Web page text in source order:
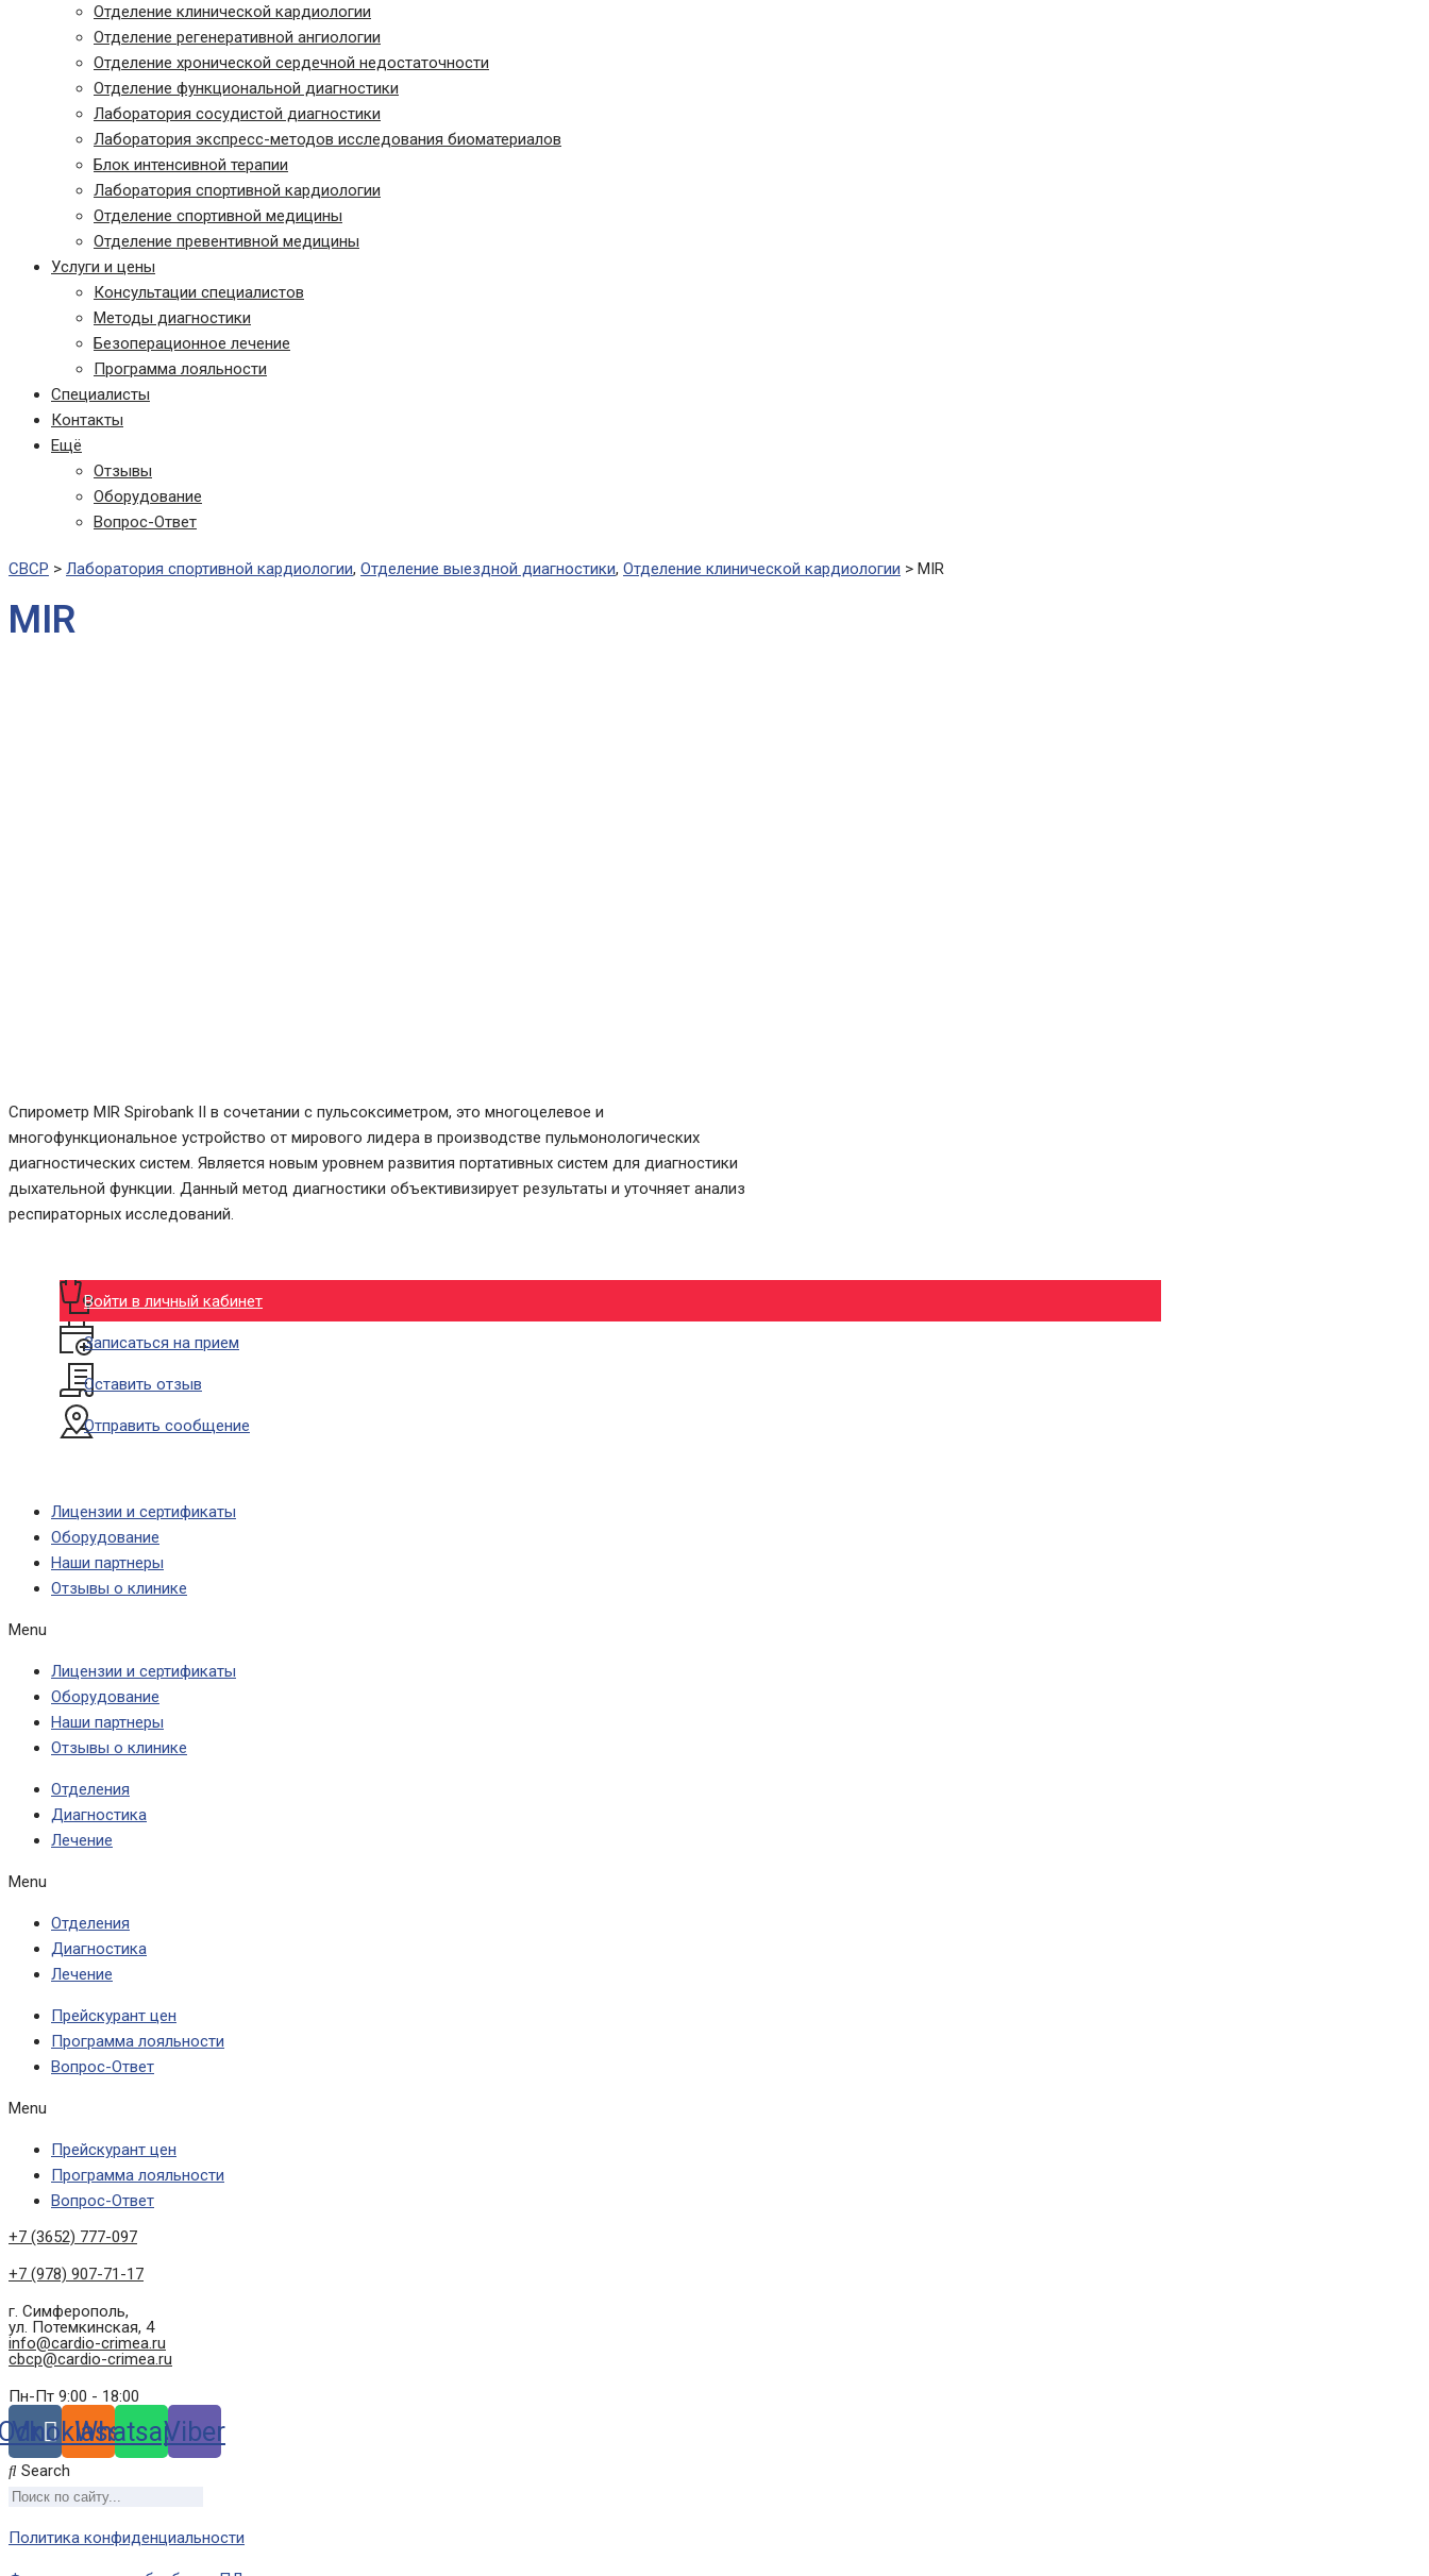
Отделение клинической кардиологии
Отделение регенеративной ангиологии
Отделение хронической сердечной недостаточности
Отделение функциональной диагностики
Лаборатория сосудистой диагностики
Лаборатория экспресс-методов исследования биоматериалов
Блок интенсивной терапии
Лаборатория спортивной кардиологии
Отделение спортивной медицины
Отделение превентивной медицины
Услуги и цены
Консультации специалистов
Методы диагностики
Безоперационное лечение
Программа лояльности
Специалисты
Контакты
Ещё
Отзывы
Оборудование
Вопрос-Ответ
СВСР > Лаборатория спортивной кардиологии, Отделение выездной диагностики, Отделение клинической кардиологии > MIR
MIR
Cпирометр MIR Spirobank II в сочетании с пульсоксиметром, это многоцелевое и
многофункциональное устройство от мирового лидера в производстве пульмонологических
диагностических систем. Является новым уровнем развития портативных систем для диагностики
дыхательной функции. Данный метод диагностики объективизирует результаты и уточняет анализ
респираторных исследований.
Войти в личный кабинет
Записаться на прием
Оставить отзыв
Отправить сообщение
Лицензии и сертификаты
Оборудование
Наши партнеры
Отзывы о клинике
Menu
Лицензии и сертификаты
Оборудование
Наши партнеры
Отзывы о клинике
Отделения
Диагностика
Лечение
Menu
Отделения
Диагностика
Лечение
Прейскурант цен
Программа лояльности
Вопрос-Ответ
Menu
Прейскурант цен
Программа лояльности
Вопрос-Ответ
+7 (3652) 777-097
+7 (978) 907-71-17
г. Симферополь,
ул. Потемкинская, 4
info@cardio-crimea.ru
cbcp@cardio-crimea.ru
Пн-Пт 9:00 - 18:00
Vk WhatsappViber
Search
Политика конфиденциальности